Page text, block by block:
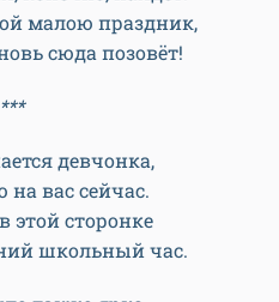
И скоро другая,
встанет тропа.
дни и недели,
мы родных провели,
и в зной, и в метели
прошли наши дни.